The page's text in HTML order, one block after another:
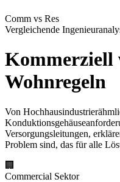
Comm vs Res
Vergleichende
Kommerziell
Wohnregeln
Von
Versorgungsleitungen,
Problem sind, das für alle
🏢
Commercial Sektor